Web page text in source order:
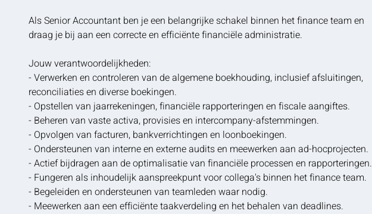
Als Senior Accountant ben je een belangrijke schakel binnen het finance team en
draag je bij aan een correcte en efficiënte financiële administratie.
Jouw verantwoordelijkheden:
- Verwerken en controleren van de algemene boekhouding, inclusief afsluitingen,
reconciliaties en diverse boekingen.
- Opstellen van jaarrekeningen, financiële rapporteringen en fiscale aangiftes.
- Beheren van vaste activa, provisies en intercompany-afstemmingen.
- Opvolgen van facturen, bankverrichtingen en loonboekingen.
- Ondersteunen van interne en externe audits en meewerken aan ad-hocprojecten.
- Actief bijdragen aan de optimalisatie van financiële processen en rapporteringen.
- Fungeren als inhoudelijk aanspreekpunt voor collega's binnen het finance team.
- Begeleiden en ondersteunen van teamleden waar nodig.
- Meewerken aan een efficiënte taakverdeling en het behalen van deadlines.